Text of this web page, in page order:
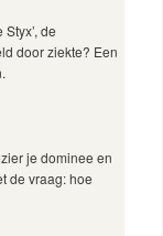
de
door ziekte? Een
je dominee en
de vraag: hoe